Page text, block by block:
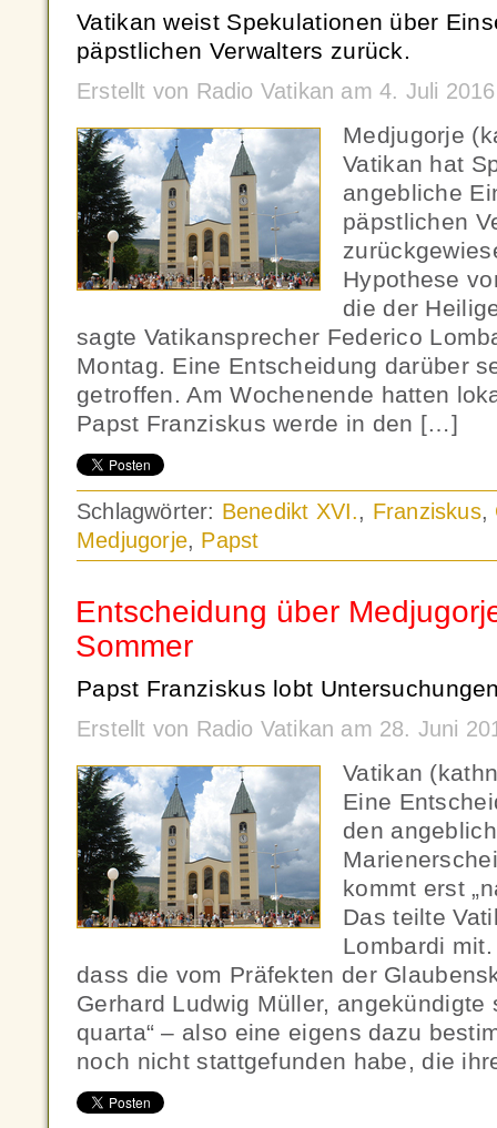
Vatikan weist Spekulationen über
päpstlichen Verwalters zurück.
Erstellt von Radio Vatikan am 4. Juli
Medjugorje
Vatikan hat
angebliche
päpstlichen
Hypothese
die der
sagte Vatikansprecher Federico
Montag. Eine Entscheidung darüber
getroffen. Am Wochenende hatten
Papst Franziskus werde in den […]
Schlagwörter: Benedikt XVI., Franziskus,
Medjugorje, Papst
Entscheidung über
Sommer
Papst Franziskus lobt
Erstellt von Radio Vatikan am 28. Juni
Vatikan
Eine
den
kommt erst
Das teilte
Lombardi
dass die vom Präfekten der
Gerhard Ludwig Müller, angekündigte
quarta“ – also eine eigens dazu
noch nicht stattgefunden habe, die